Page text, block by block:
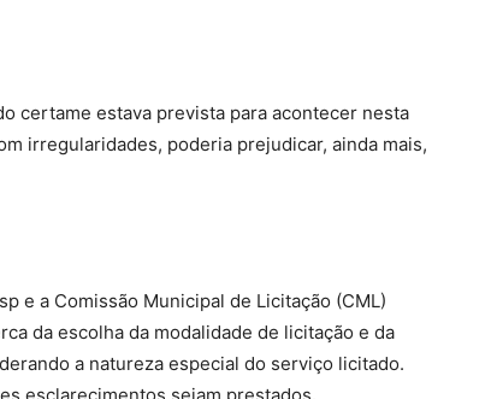
certame estava prevista para acontecer nesta
irregularidades, poderia prejudicar, ainda mais,
e a Comissão Municipal de Licitação (CML)
da escolha da modalidade de licitação e da
a natureza especial do serviço licitado.